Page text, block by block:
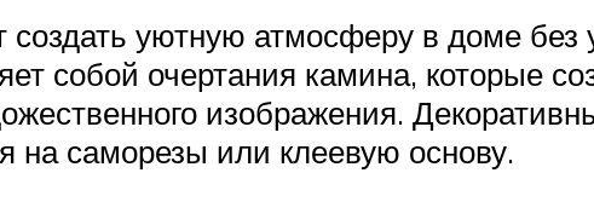
уютную атмосферу в доме без
собой очертания камина, которые
изображения.
на саморезы или клеевую основу.